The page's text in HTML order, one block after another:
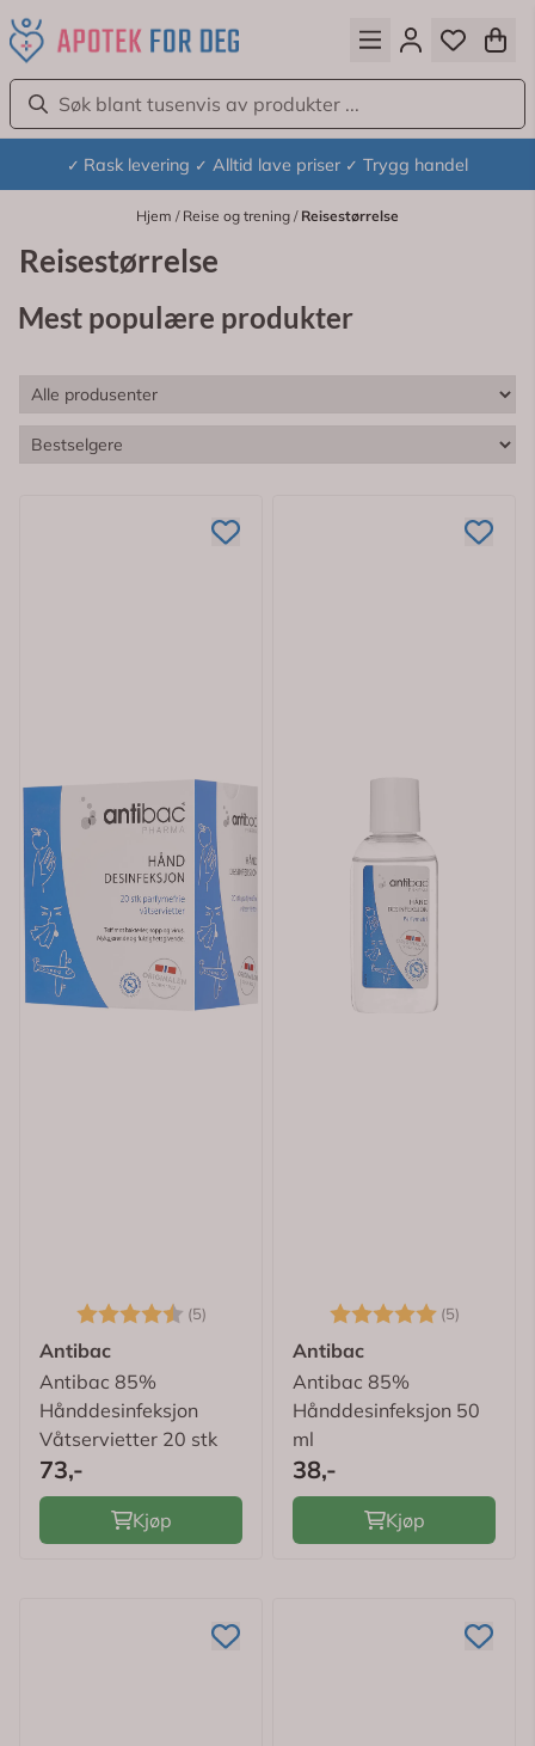
Hopp til innhold
✓ Rask levering ✓ Alltid lave priser ✓ Trygg handel
Hjem / Reise og trening / Reisestørrelse
Reisestørrelse
Mest populære produkter
Karakter: (5)
4.6 av 5 mulige
Antibac
Antibac 85%
Hånddesinfeksjon
Våtservietter 20 stk
73,-
Kjøp
Karakter: (5)
Antibac
Antibac 85%
Hånddesinfeksjon 50
ml
38,-
Kjøp